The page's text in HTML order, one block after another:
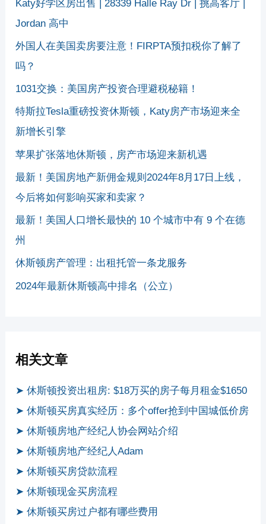
Katy好学区房出售 | 28339 Halle Ray Dr | 挑高客厅 |
Jordan 高中
外国人在美国卖房要注意！FIRPTA预扣税你了解了
吗？
1031交换：美国房产投资合理避税秘籍！
特斯拉Tesla重磅投资休斯顿，Katy房产市场迎来全
新增长引擎
苹果扩张落地休斯顿，房产市场迎来新机遇
最新！美国房地产新佣金规则2024年8月17日上线，
今后将如何影响买家和卖家？
最新！美国人口增长最快的 10 个城市中有 9 个在德
州
休斯顿房产管理：出租托管一条龙服务
2024年最新休斯顿高中排名（公立）
相关文章
➤ 休斯顿投资出租房: $18万买的房子每月租金$1650
➤ 休斯顿买房真实经历：多个offer抢到中国城低价房
➤ 休斯顿房地产经纪人协会网站介绍
➤ 休斯顿房地产经纪人Adam
➤ 休斯顿买房贷款流程
➤ 休斯顿现金买房流程
➤ 休斯顿买房过户都有哪些费用